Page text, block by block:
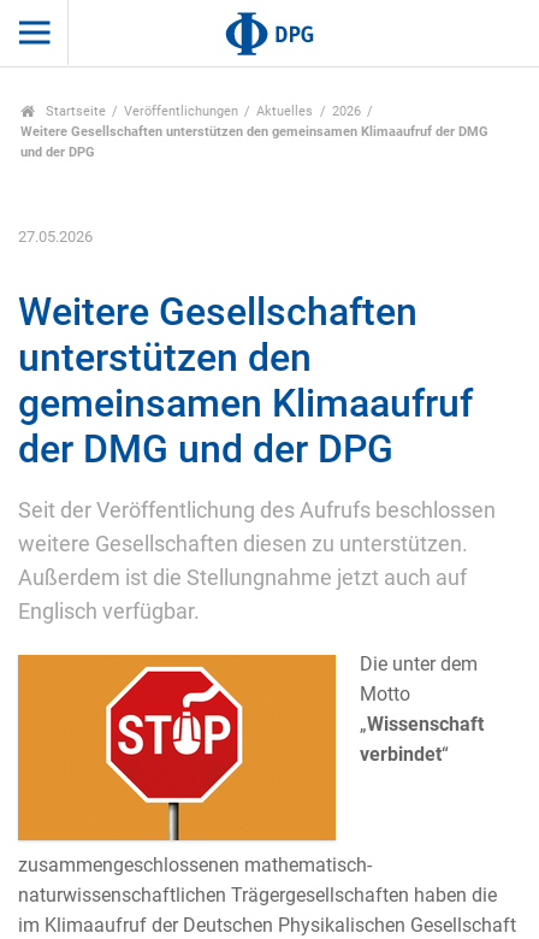
Startseite Veröffentlichungen Aktuelles
2026
Weitere Gesellschaften unterstützen den gemeinsamen Klimaaufruf der DMG
und der DPG
27.05.2026
Weitere Gesellschaften
unterstützen den
gemeinsamen Klimaaufruf
der DMG und der DPG
Seit der Veröffentlichung des Aufrufs beschlossen
weitere Gesellschaften diesen zu unterstützen.
Außerdem ist die Stellungnahme jetzt auch auf
Englisch verfügbar.
Die unter dem
Motto
„Wissenschaft
verbindet“
zusammengeschlossenen mathematisch-
naturwissenschaftlichen Trägergesellschaften haben die
im Klimaaufruf der Deutschen Physikalischen Gesellschaft